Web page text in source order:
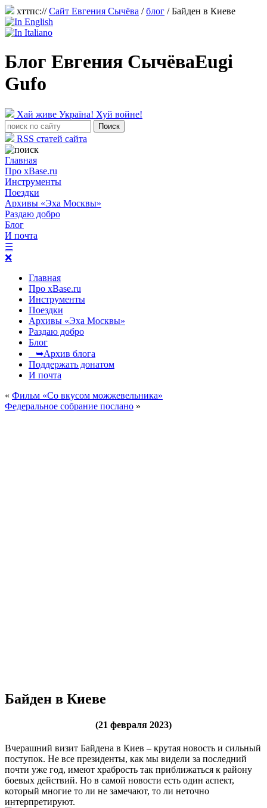
хттпс://Сайт Евгения Сычёва /блог /Байден в Киеве
Блог Евгения СычёваEugi
Gufo
Хай живе Україна! Хуй войне!
RSS статей сайта
Главная
Про xBase.ru
Инструменты
Поездки
Архивы «Эха Москвы»
Раздаю добро
Блог
И почта
☰
❌
Главная
Про xBase.ru
Инструменты
Поездки
Архивы «Эха Москвы»
Раздаю добро
Блог
➥Архив блога
Поддержать донатом
И почта
« Фильм «Со вкусом можжевельника»
Федеральное собрание послано »
Байден в Киеве
(21 февраля 2023)
Вчерашний визит Байдена в Киев – крутая новость и сильный
поступок. Не все президенты, как мы видели за последний
почти уже год, имеют храбрость так приближаться к району
боевых действий. Но в самой новости есть один аспект,
который многие то ли не замечают, то ли неточно
интерпретируют.